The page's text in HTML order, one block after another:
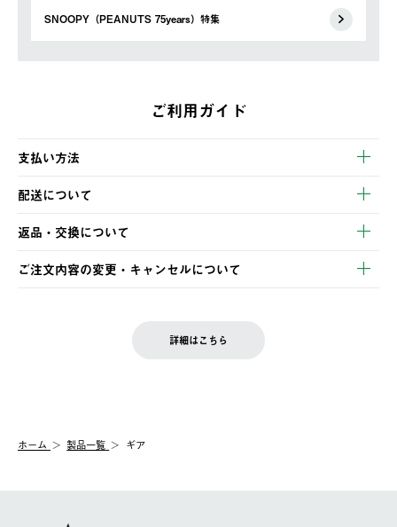
SNOOPY（PEANUTS 75years）特集
ご利用ガイド
支払い方法
以下のいずれかの方法でお支払いいただけます。
・クレジットカード決済
・コンビニ決済
・Pay-easy決済
配送について
【発送スケジュール】
ご注文・ご入金完了より2営業日以内に商品を発送いたします。
土日祝の発送はございませんので、木曜日以降のご注文は週明け
の発送となる場合がございます。
【配送業者】
佐川急便にて配送されます。
返品・交換について
※お客様都合の場合
お客様都合の返品にかかる送料は、お客様ご負担とさせていただ
一度お手元の商品を返品いただき、ご希望商品を再注文してくだ
ご注文内容の変更・キャンセルについて
LOGOS FAMILY会員の方は、会員マイページ内 購入履歴画面に
詳細はこちら
ホーム 製品一覧 ギア